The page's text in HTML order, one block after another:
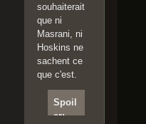
souhaiterait
que ni
Masrani, ni
Hoskins ne
sachent ce
que c'est.
Spoil
er: